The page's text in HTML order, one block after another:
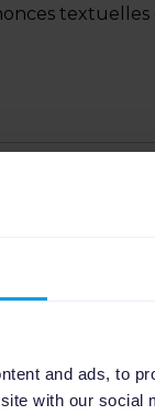
and ads, to
with our